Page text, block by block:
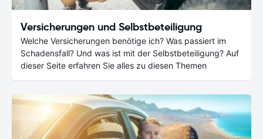
Versicherungen und Selbstbeteiligung
Welche Versicherungen benötige ich? Was passiert im
Schadensfall? Und was ist mit der Selbstbeteiligung? Auf
dieser Seite erfahren Sie alles zu diesen Themen